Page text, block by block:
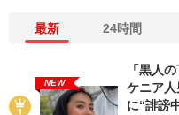
最新 24時間
NEW
「黒人
ケニア人
に“誹謗